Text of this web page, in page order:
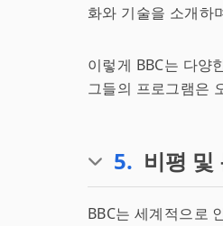
화와 기술을 소개
이렇게 BBC는 다양
그들의 프로그램은
5. 비평 및
BBC는 세계적으로